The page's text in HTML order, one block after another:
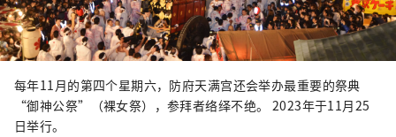
每年11月的第四个星期六，防府天满宫还会举办最重要的祭典
“御神公祭”（裸女祭），参拜者络绎不绝。 2023年于11月25
日举行。